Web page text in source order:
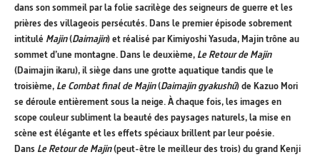
dans son sommeil par la folie sacrilège des seigneurs de guerre et les
prières des villageois persécutés. Dans le premier épisode sobrement
intitulé Majin(Daimajin) et réalisé par Kimiyoshi Yasuda, Majin trône au
sommet d’une montagne. Dans le deuxième, Le Retour de Majin
(Daimajin ikaru), il siège dans une grotte aquatique tandis que le
troisième, Le Combat final de Majin(Daimajin gyakushû) de Kazuo Mori
se déroule entièrement sous la neige. À chaque fois, les images en
scope couleur subliment la beauté des paysages naturels, la mise en
scène est élégante et les effets spéciaux brillent par leur poésie.
Dans Le Retour de Majin(peut-être le meilleur des trois) du grand Kenji